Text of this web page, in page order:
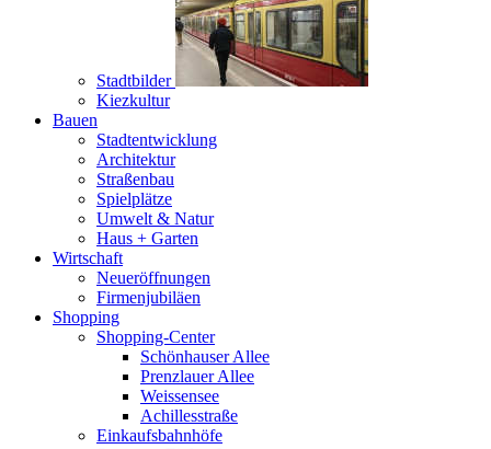
Stadtbilder
Kiezkultur
Bauen
Stadtentwicklung
Architektur
Straßenbau
Spielplätze
Umwelt & Natur
Haus + Garten
Wirtschaft
Neueröffnungen
Firmenjubiläen
Shopping
Shopping-Center
Schönhauser Allee
Prenzlauer Allee
Weissensee
Achillesstraße
Einkaufsbahnhöfe